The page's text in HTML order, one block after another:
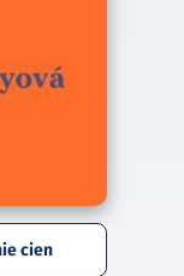
cien